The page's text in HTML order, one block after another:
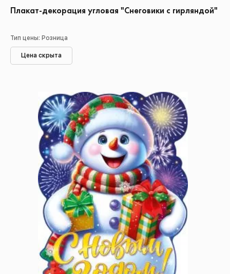
Плакат-декорация угловая "Снеговики с гирляндой"
Тип цены: Розница
Цена скрыта